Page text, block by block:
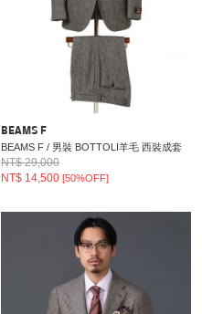
BEAMS F
BEAMS F / 男裝 BOTTOLI羊毛 西裝成套
NT$ 29,000
NT$ 14,500[50%OFF]